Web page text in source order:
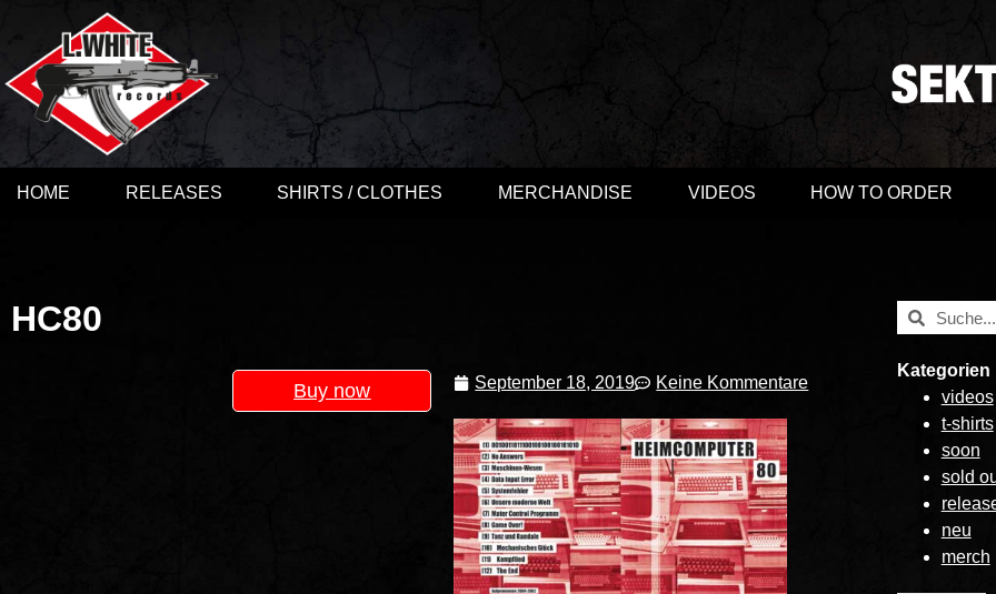
HOME RELEASES SHIRTS / CLOTHES MERCHANDISE VIDEOS HOW TO ORDER
HC80
Buy now September 18, 2019 Keine Kommentare
Kategorien
videos
t-shirts
soon
sold
neu
merch